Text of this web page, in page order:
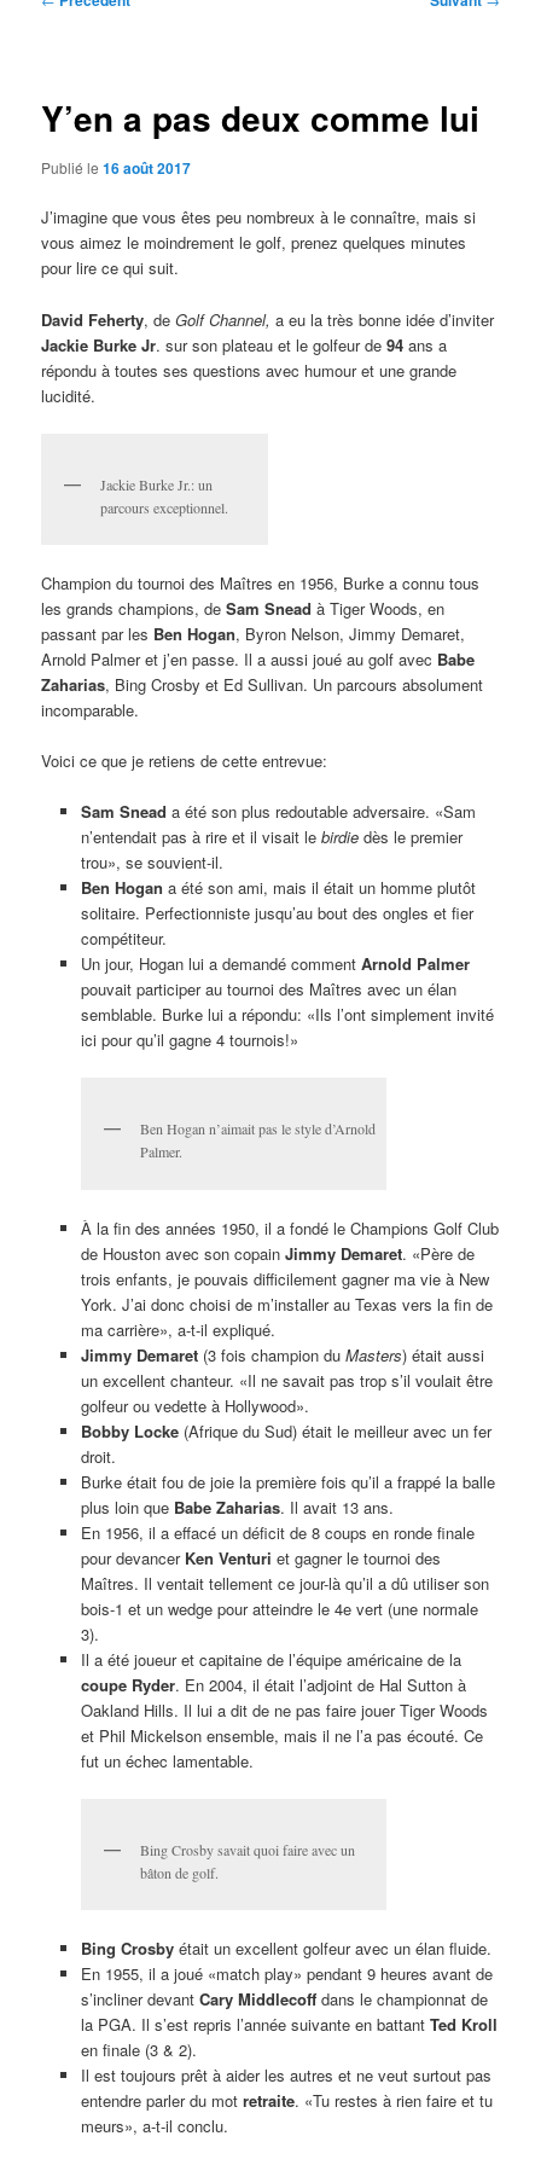
Y’en a pas deux comme lui
Publié le16 août 2017
J’imagine que vous êtes peu nombreux à le connaître, mais si
vous aimez le moindrement le golf, prenez quelques minutes
pour lire ce qui suit.
David Feherty, deGolf Channel, a eu la très bonne idée d’inviter
Jackie Burke Jr. sur son plateau et le golfeur de94 ans a
répondu à toutes ses questions avec humour et une grande
lucidité.
Jackie Burke Jr.: un
parcours exceptionnel.
Champion du tournoi des Maîtres en 1956, Burke a connu tous
les grands champions, deSam Snead à Tiger Woods, en
passant par les Ben Hogan, Byron Nelson, Jimmy Demaret,
Arnold Palmer et j’en passe. Il a aussi joué au golf avec Babe
Zaharias, Bing Crosby et Ed Sullivan. Un parcours absolument
incomparable.
Voici ce que je retiens de cette entrevue:
Sam Snead a été son plus redoutable adversaire. «Sam
n’entendait pas à rire et il visait le birdiedès le premier
trou», se souvient-il.
Ben Hogan a été son ami, mais il était un homme plutôt
solitaire. Perfectionniste jusqu’au bout des ongles et fier
compétiteur.
Un jour, Hogan lui a demandé comment Arnold Palmer
pouvait participer au tournoi des Maîtres avec un élan
semblable. Burke lui a répondu: «Ils l’ont simplement invité
ici pour qu’il gagne 4 tournois!»
Ben Hogan n’aimait pas le style d’Arnold
Palmer.
À la fin des années 1950, il a fondé le Champions Golf Club
de Houston avec son copain Jimmy Demaret. «Père de
trois enfants, je pouvais difficilement gagner ma vie à New
York. J’ai donc choisi de m’installer au Texas vers la fin de
ma carrière», a-t-il expliqué.
Jimmy Demaret(3 fois champion du Masters) était aussi
un excellent chanteur. «Il ne savait pas trop s’il voulait être
golfeur ou vedette à Hollywood».
Bobby Locke(Afrique du Sud) était le meilleur avec un fer
droit.
Burke était fou de joie la première fois qu’il a frappé la balle
plus loin que Babe Zaharias. Il avait 13 ans.
En 1956, il a effacé un déficit de 8 coups en ronde finale
pour devancer Ken Venturi et gagner le tournoi des
Maîtres. Il ventait tellement ce jour-là qu’il a dû utiliser son
bois-1 et un wedge pour atteindre le 4e vert (une normale
3).
Il a été joueur et capitaine de l’équipe américaine de la
coupe Ryder. En 2004, il était l’adjoint de Hal Sutton à
Oakland Hills. Il lui a dit de ne pas faire jouer Tiger Woods
et Phil Mickelson ensemble, mais il ne l’a pas écouté. Ce
fut un échec lamentable.
Bing Crosby savait quoi faire avec un
bâton de golf.
Bing Crosbyétait un excellent golfeur avec un élan fluide.
En 1955, il a joué «match play» pendant 9 heures avant de
s’incliner devant Cary Middlecoffdans le championnat de
la PGA. Il s’est repris l’année suivante en battant Ted Kroll
en finale (3 & 2).
Il est toujours prêt à aider les autres et ne veut surtout pas
entendre parler du mot retraite. «Tu restes à rien faire et tu
meurs», a-t-il conclu.